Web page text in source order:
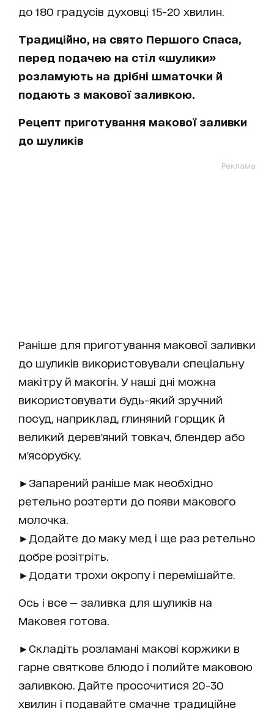
до 180 градусів духовці 15-20 хвилин.
Традиційно, на свято Першого Спаса,
перед подачею на стіл «шулики»
розламують на дрібні шматочки й
подають з макової заливкою.
Рецепт приготування макової заливки
до шуликів
Реклама
Раніше для приготування макової заливки
до шуликів використовували спеціальну
макітру й макогін. У наші дні можна
використовувати будь-який зручний
посуд, наприклад, глиняний горщик й
великий дерев'яний товкач, блендер або
м'ясорубку.
►Запарений раніше мак необхідно
ретельно розтерти до появи макового
молочка.
►Додайте до маку мед і ще раз ретельно
добре розітріть.
►Додати трохи окропу і перемішайте.
Ось і все — заливка для шуликів на
Маковея готова.
►Складіть розламані макові коржики в
гарне святкове блюдо і полийте маковою
заливкою. Дайте просочитися 20-30
хвилин і подавайте смачне традиційне